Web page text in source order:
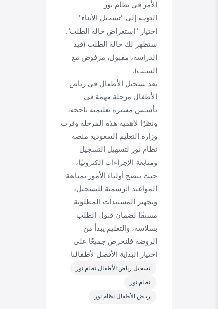
الأمر في نظام نور.
التوجه إلى “تسجيل الأبناء”.
اختيار “استعراض حالة الطلب”.
ستظهر لك حالة الطلب (قيد
الدراسة، مقبول، مرفوض مع
السبب).
يعد تسجيل الأطفال في رياض
الأطفال مرحلة مهمة في
تأسيس مسيرة تعليمية ناجحة،
ونظرًا لأهمية هذه المرحلة وفرت
وزارة التعليم السعودية منصة
نظام نور لتسهيل التسجيل
ومتابعة الإجراءات إلكترونيًا،
حيث ننصح أولياء الأمور بمتابعة
المواعيد الرسمية للتسجيل،
وتجهيز المستندات المطلوبة
مسبقًا لضمان قبول الطلب
بسلاسة، والتعليم يبدأ من
الروضة فلنحرص جميعًا على
اختيار البداية الأفضل لأطفالنا.
تسجيل رياض الأطفال نظام نور
نظام نور
رياض الأطفال نظام نور